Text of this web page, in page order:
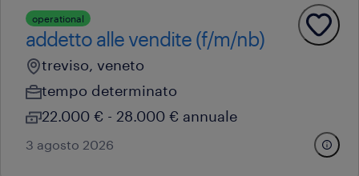
operational
addetto alle vendite (f/m/nb)
treviso, veneto
tempo determinato
22.000 € - 28.000 € annuale
3 agosto 2026